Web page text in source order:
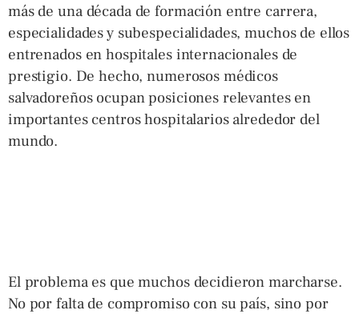
más de una década de formación entre carrera,
especialidades y subespecialidades, muchos de ellos
entrenados en hospitales internacionales de
prestigio. De hecho, numerosos médicos
salvadoreños ocupan posiciones relevantes en
importantes centros hospitalarios alrededor del
mundo.
El problema es que muchos decidieron marcharse.
No por falta de compromiso con su país, sino por